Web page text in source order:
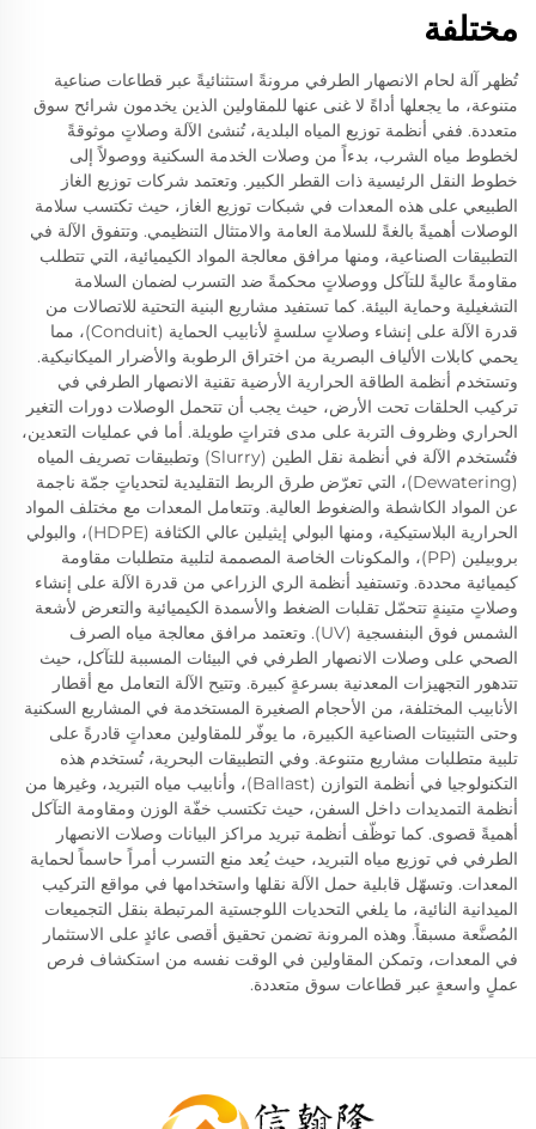
مختلفة
تُظهر آلة لحام الانصهار الطرفي مرونةً استثنائيةً عبر قطاعات صناعية
متنوعة، ما يجعلها أداةً لا غنى عنها للمقاولين الذين يخدمون شرائح سوق
متعددة. ففي أنظمة توزيع المياه البلدية، تُنشئ الآلة وصلاتٍ موثوقةً
لخطوط مياه الشرب، بدءاً من وصلات الخدمة السكنية ووصولاً إلى
خطوط النقل الرئيسية ذات القطر الكبير. وتعتمد شركات توزيع الغاز
الطبيعي على هذه المعدات في شبكات توزيع الغاز، حيث تكتسب سلامة
الوصلات أهميةً بالغةً للسلامة العامة والامتثال التنظيمي. وتتفوق الآلة في
التطبيقات الصناعية، ومنها مرافق معالجة المواد الكيميائية، التي تتطلب
مقاومةً عاليةً للتآكل ووصلاتٍ محكمةً ضد التسرب لضمان السلامة
التشغيلية وحماية البيئة. كما تستفيد مشاريع البنية التحتية للاتصالات من
قدرة الآلة على إنشاء وصلاتٍ سلسةٍ لأنابيب الحماية (Conduit)، مما
يحمي كابلات الألياف البصرية من اختراق الرطوبة والأضرار الميكانيكية.
وتستخدم أنظمة الطاقة الحرارية الأرضية تقنية الانصهار الطرفي في
تركيب الحلقات تحت الأرض، حيث يجب أن تتحمل الوصلات دورات التغير
الحراري وظروف التربة على مدى فتراتٍ طويلة. أما في عمليات التعدين،
فتُستخدم الآلة في أنظمة نقل الطين (Slurry) وتطبيقات تصريف المياه
(Dewatering)، التي تعرّض طرق الربط التقليدية لتحدياتٍ جمّة ناجمة
عن المواد الكاشطة والضغوط العالية. وتتعامل المعدات مع مختلف المواد
الحرارية البلاستيكية، ومنها البولي إيثيلين عالي الكثافة (HDPE)، والبولي
بروبيلين (PP)، والمكونات الخاصة المصممة لتلبية متطلبات مقاومة
كيميائية محددة. وتستفيد أنظمة الري الزراعي من قدرة الآلة على إنشاء
وصلاتٍ متينةٍ تتحمّل تقلبات الضغط والأسمدة الكيميائية والتعرض لأشعة
الشمس فوق البنفسجية (UV). وتعتمد مرافق معالجة مياه الصرف
الصحي على وصلات الانصهار الطرفي في البيئات المسببة للتآكل، حيث
تتدهور التجهيزات المعدنية بسرعةٍ كبيرة. وتتيح الآلة التعامل مع أقطار
الأنابيب المختلفة، من الأحجام الصغيرة المستخدمة في المشاريع السكنية
وحتى التثبيتات الصناعية الكبيرة، ما يوفّر للمقاولين معداتٍ قادرةً على
تلبية متطلبات مشاريع متنوعة. وفي التطبيقات البحرية، تُستخدم هذه
التكنولوجيا في أنظمة التوازن (Ballast)، وأنابيب مياه التبريد، وغيرها من
أنظمة التمديدات داخل السفن، حيث تكتسب خفّة الوزن ومقاومة التآكل
أهميةً قصوى. كما توظّف أنظمة تبريد مراكز البيانات وصلات الانصهار
الطرفي في توزيع مياه التبريد، حيث يُعد منع التسرب أمراً حاسماً لحماية
المعدات. وتسهّل قابلية حمل الآلة نقلها واستخدامها في مواقع التركيب
الميدانية النائية، ما يلغي التحديات اللوجستية المرتبطة بنقل التجميعات
المُصنَّعة مسبقاً. وهذه المرونة تضمن تحقيق أقصى عائدٍ على الاستثمار
في المعدات، وتمكن المقاولين في الوقت نفسه من استكشاف فرص
عملٍ واسعةٍ عبر قطاعات سوق متعددة.